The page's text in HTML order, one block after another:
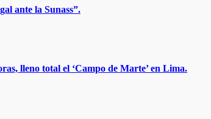
ante la Sunass”.
lleno total el ‘Campo de Marte’ en Lima.​